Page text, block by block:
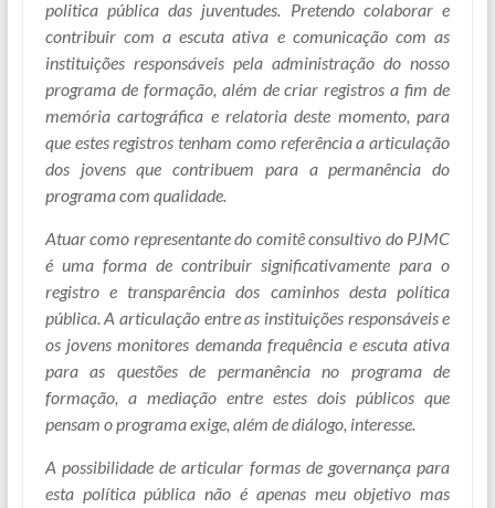
politica pública das juventudes. Pretendo colaborar e
contribuir com a escuta ativa e comunicação com as
instituições responsáveis pela administração do nosso
programa de formação, além de criar registros a fim de
memória cartográfica e relatoria deste momento, para
que estes registros tenham como referência a articulação
dos jovens que contribuem para a permanência do
programa com qualidade.
Atuar como representante do comitê consultivo do PJMC
é uma forma de contribuir significativamente para o
registro e transparência dos caminhos desta política
pública. A articulação entre as instituições responsáveis e
os jovens monitores demanda frequência e escuta ativa
para as questões de permanência no programa de
formação, a mediação entre estes dois públicos que
pensam o programa exige, além de diálogo, interesse.
A possibilidade de articular formas de governança para
esta política pública não é apenas meu objetivo mas